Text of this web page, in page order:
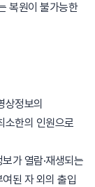
복원이 불가능한
상정보의
소한의 인원으로
가 열람·재생되는
된 자 외의 출입